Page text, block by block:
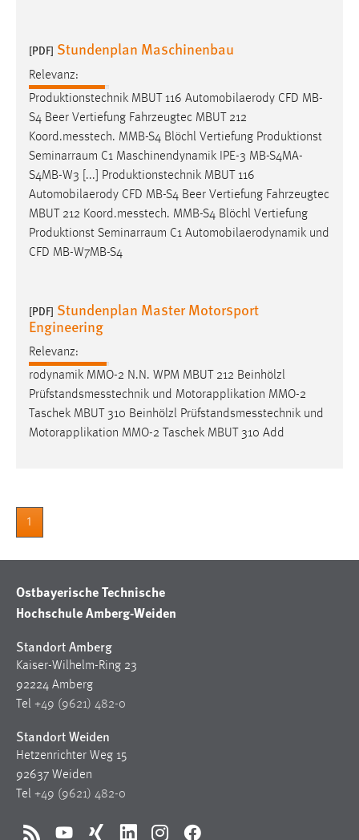
[PDF] Stundenplan Maschinenbau
Relevanz:
Produktionstechnik MBUT 116 Automobilaerody CFD MB-
S4 Beer Vertiefung Fahrzeugtec MBUT 212
Koord.messtech. MMB-S4 Blöchl Vertiefung Produktionst
Seminarraum C1 Maschinendynamik IPE-3 MB-S4MA-
S4MB-W3 [...] Produktionstechnik MBUT 116
Automobilaerody CFD MB-S4 Beer Vertiefung Fahrzeugtec
MBUT 212 Koord.messtech. MMB-S4 Blöchl Vertiefung
Produktionst Seminarraum C1 Automobilaerodynamik und
CFD MB-W7MB-S4
[PDF] Stundenplan Master Motorsport
Engineering
Relevanz:
rodynamik MMO-2 N.N. WPM MBUT 212 Beinhölzl
Prüfstandsmesstechnik und Motorapplikation MMO-2
Taschek MBUT 310 Beinhölzl Prüfstandsmesstechnik und
Motorapplikation MMO-2 Taschek MBUT 310 Add
1
Ostbayerische Technische
Hochschule Amberg-Weiden
Standort Amberg
Kaiser-Wilhelm-Ring 23
92224 Amberg
Tel +49 (9621) 482-0
Standort Weiden
Hetzenrichter Weg 15
92637 Weiden
Tel +49 (9621) 482-0